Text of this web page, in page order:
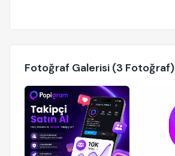
Fotoğraf Galerisi (3 Fotoğraf)